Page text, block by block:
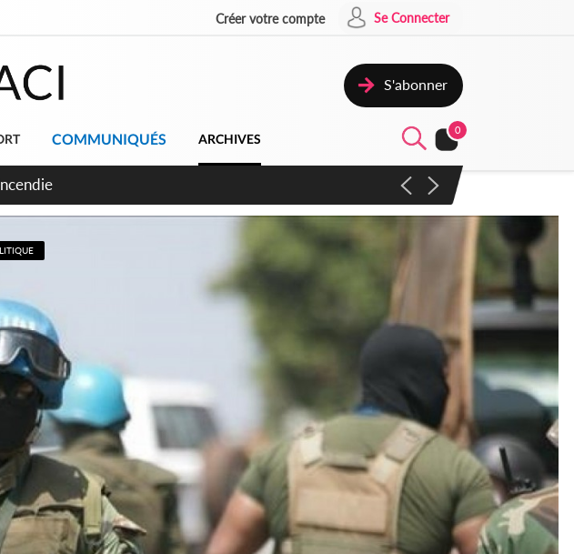
Créer votre compte Se Connecter
S'abonner
COMMUNIQUÉS ARCHIVES
0
en vaste campagne contre les produits